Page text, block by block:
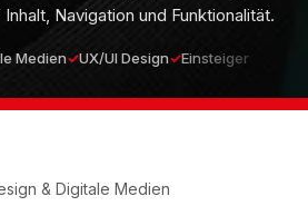
Navigation und Funktionalität.
Medien UX/UI Design Einsteiger
& Digitale Medien